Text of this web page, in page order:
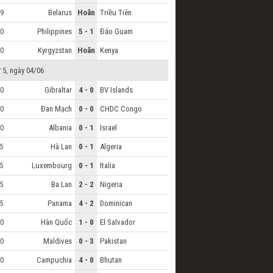
Belarus Hoãn Triều Tiên
Philippines 5 - 1 Đảo Guam
Kyrgyzstan Hoãn Kenya
5, ngày 04/06
Gibraltar 4 - 0 BV Islands
Đan Mạch 0 - 0 CHDC Congo
Albania 0 - 1 Israel
Hà Lan 0 - 1 Algeria
Luxembourg 0 - 1 Italia
Ba Lan 2 - 2 Nigeria
Panama 4 - 2 Dominican
Hàn Quốc 1 - 0 El Salvador
Maldives 0 - 3 Pakistan
Campuchia 4 - 0 Bhutan